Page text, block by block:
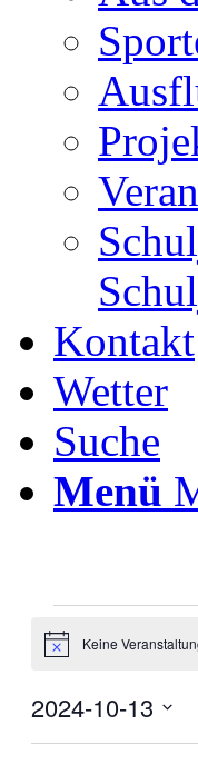
Kontakt
Wetter
Suche
Menü
für
Oktober
2024
HinweisKeine
2024-10-13